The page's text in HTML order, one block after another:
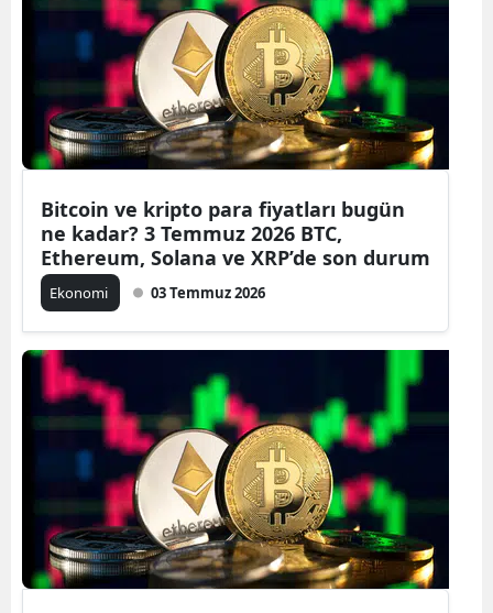
Bitcoin ve kripto para fiyatları bugün
ne kadar? 3 Temmuz 2026 BTC,
Ethereum, Solana ve XRP’de son durum
Ekonomi 03 Temmuz 2026